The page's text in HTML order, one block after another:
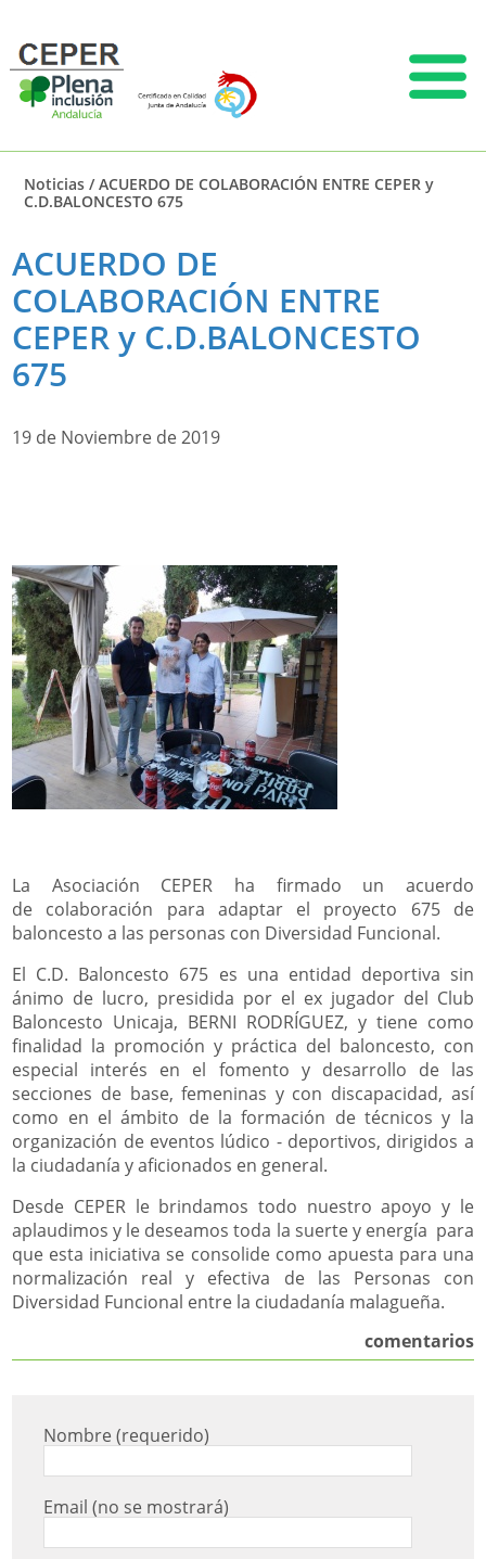
Noticias/ACUERDO DE COLABORACIÓN ENTRE CEPER y
C.D.BALONCESTO 675
ACUERDO DE
COLABORACIÓN ENTRE
CEPER y C.D.BALONCESTO
675
19 de Noviembre de 2019
La Asociación CEPER ha firmado un acuerdo
de colaboración para adaptar el proyecto 675 de
baloncesto a las personas con Diversidad Funcional.
El C.D. Baloncesto 675 es una entidad deportiva sin
ánimo de lucro, presidida por el ex jugador del Club
Baloncesto Unicaja, BERNI RODRÍGUEZ, y tiene como
finalidad la promoción y práctica del baloncesto, con
especial interés en el fomento y desarrollo de las
secciones de base, femeninas y con discapacidad, así
como en el ámbito de la formación de técnicos y la
organización de eventos lúdico - deportivos, dirigidos a
la ciudadanía y aficionados en general.
Desde CEPER le brindamos todo nuestro apoyo y le
aplaudimos y le deseamos toda la suerte y energía para
que esta iniciativa se consolide como apuesta para una
normalización real y efectiva de las Personas con
Diversidad Funcional entre la ciudadanía malagueña.
comentarios
Nombre (requerido)
Email (no se mostrará)